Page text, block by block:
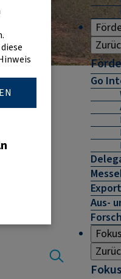
Go
Aus-